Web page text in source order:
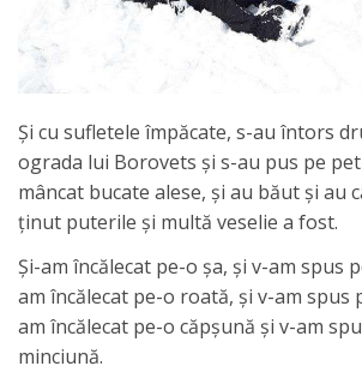
Şi cu sufletele împăcate, s-au întors
ograda lui Borovets şi s-au pus pe
mâncat bucate alese, şi au băut şi au
ţinut puterile şi multă veselie a fost.
Şi-am încălecat pe-o şa, şi v-am spus
am încălecat pe-o roată, şi v-am spus
am încălecat pe-o căpşună şi v-am
minciună.